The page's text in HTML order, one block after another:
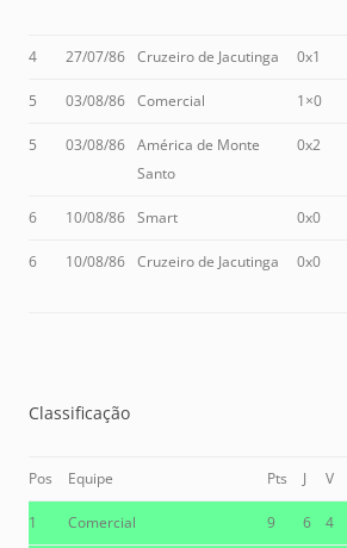
4 27/07/86 Cruzeiro de Jacutinga 0x1
5 03/08/86 Comercial 1×0
5 03/08/86 América de Monte
Santo
0x2
6 10/08/86 Smart 0x0
6 10/08/86 Cruzeiro de Jacutinga 0x0
Classificação
Pos Equipe Pts J V
1 Comercial 9 6 4